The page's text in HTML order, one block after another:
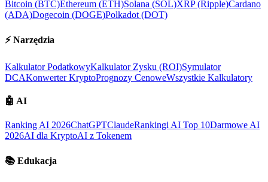
Bitcoin (BTC)Ethereum (ETH)Solana (SOL)XRP (Ripple)Cardano
(ADA)Dogecoin (DOGE)Polkadot (DOT)
⚡ Narzędzia
Kalkulator PodatkowyKalkulator Zysku (ROI)Symulator
DCAKonwerter KryptoPrognozy CenoweWszystkie Kalkulatory
🤖 AI
Ranking AI 2026ChatGPTClaudeRankingi AI Top 10Darmowe AI
2026AI dla KryptoAI z Tokenem
📚 Edukacja